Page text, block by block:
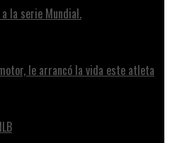
la serie Mundial.
le arrancó la vida este atleta